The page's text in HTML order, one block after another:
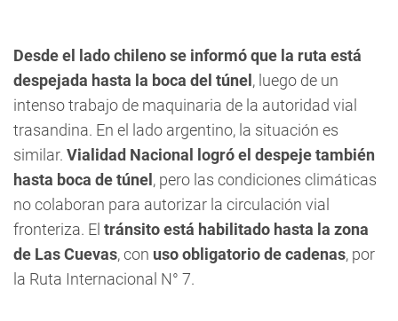
Desde el lado chileno se informó que la ruta está
despejada hasta la boca del túnel, luego de un
intenso trabajo de maquinaria de la autoridad vial
trasandina. En el lado argentino, la situación es
similar. Vialidad Nacional logró el despeje también
hasta boca de túnel, pero las condiciones climáticas
no colaboran para autorizar la circulación vial
fronteriza. El tránsito está habilitado hasta la zona
de Las Cuevas, con uso obligatorio de cadenas, por
la Ruta Internacional N° 7.